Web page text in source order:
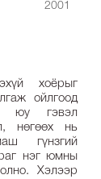
2001
хоёрыг
ойлгоод
юу гэвэл
нөгөөх нь
гүнзгий
нэг юмны
Хэлээр